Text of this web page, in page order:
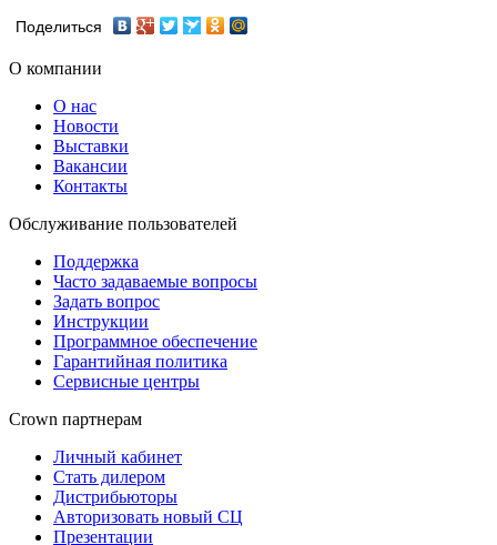
Поделиться
О компании
О нас
Новости
Выставки
Вакансии
Контакты
Обслуживание пользователей
Поддержка
Часто задаваемые вопросы
Задать вопрос
Инструкции
Программное обеспечение
Гарантийная политика
Сервисные центры
Crown партнерам
Личный кабинет
Стать дилером
Дистрибьюторы
Авторизовать новый СЦ
Презентации